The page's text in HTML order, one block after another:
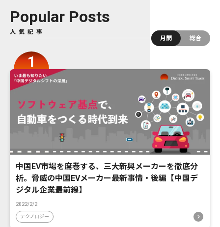
Popular Posts
人気記事
月間
総合
中国EV市場を席巻する、三大新興メーカーを徹底分
析。脅威の中国EVメーカー最新事情・後編【中国デ
ジタル企業最前線】
2022/2/2
テクノロジー